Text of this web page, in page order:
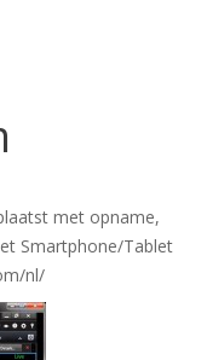
met opname,
Smartphone/Tablet
nl/